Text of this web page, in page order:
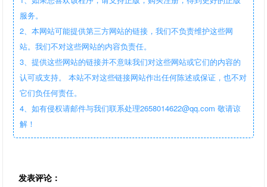
服务。
2、本网站可能提供第三方网站的链接，我们不负责维护这些网
站。我们不对这些网站的内容负责任。
3、提供这些网站的链接并不意味我们对这些网站或它们的内容的
认可或支持。 本站不对这些链接网站作出任何陈述或保证，也不对
它们负任何责任。
4、如有侵权请邮件与我们联系处理2658014622@qq.com 敬请谅
解！
发表评论：